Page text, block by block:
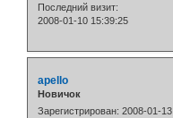
Последний визит:
2008-01-10 15:39:25
apello
Новичок
Зарегистрирован: 2008-01-13